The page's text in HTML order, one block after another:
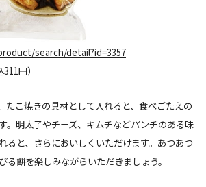
search/detail?id=3357
円）
たこ焼きの具材として入れると、食べごたえの
。明太子やチーズ、キムチなどパンチのある味
ると、さらにおいしくいただけます。あつあつ
る餅を楽しみながらいただきましょう。